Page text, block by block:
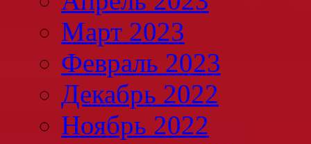
Март 2023
Февраль 2023
Декабрь 2022
Ноябрь 2022